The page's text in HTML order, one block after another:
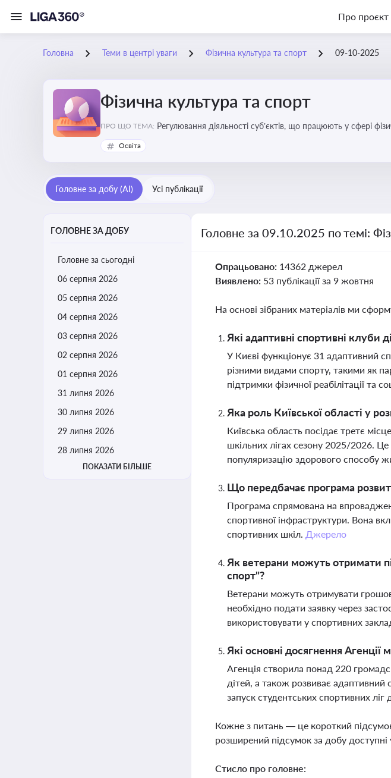
Про проєкт
Головна Теми в центрі уваги Фізична культура та спорт 09-10-2025
Фізична культура та спорт
ПРО ЩО ТЕМА: Регулювання діяльності суб’єктів, що працюють у сфері
Освіта
Головне за добу (AI) Усі публікації
ГОЛОВНЕ ЗА ДОБУ
Головне за сьогодні
06 серпня 2026
05 серпня 2026
04 серпня 2026
03 серпня 2026
02 серпня 2026
01 серпня 2026
31 липня 2026
30 липня 2026
29 липня 2026
28 липня 2026
ПОКАЗАТИ БІЛЬШЕ
Головне за 09.10.2025 по темі:
Опрацьовано: 14362 джерел
Виявлено: 53 публікації за 9 жовтня
На основі зібраних матеріалів ми
Які адаптивні спортивні клуби
У Києві функціонує 31 адаптивний
різними видами спорту, такими як
підтримки фізичної реабілітації та
Яка роль Київської області у
Київська область посідає третє
шкільних лігах сезону 2025/2026.
популяризацію здорового способу
Що передбачає програма
Програма спрямована на
спортивної інфраструктури. Вона
спортивних шкіл. Джерело
Як ветерани можуть отримати
спорт"?
Ветерани можуть отримувати
необхідно подати заявку через
використовувати у спортивних
Які основні досягнення
Агенція створила понад 220
дітей, а також розвиває адаптивний
запуск студентських спортивних
Кожне з питань — це короткий
розширений підсумок за добу доступні
Стисло про головне: